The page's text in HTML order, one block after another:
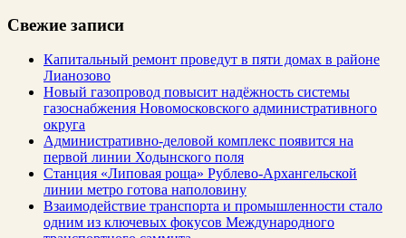
Свежие записи
Капитальный ремонт проведут в пяти домах в районе
Лианозово
Новый газопровод повысит надёжность системы
газоснабжения Новомосковского административного
округа
Административно-деловой комплекс появится на
первой линии Ходынского поля
Станция «Липовая роща» Рублево-Архангельской
линии метро готова наполовину
Взаимодействие транспорта и промышленности стало
одним из ключевых фокусов Международного